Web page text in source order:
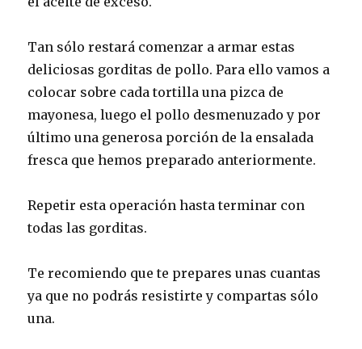
Tan sólo restará comenzar a armar estas
deliciosas gorditas de pollo. Para ello vamos a
colocar sobre cada tortilla una pizca de
mayonesa, luego el pollo desmenuzado y por
último una generosa porción de la ensalada
fresca que hemos preparado anteriormente.
Repetir esta operación hasta terminar con
todas las gorditas.
Te recomiendo que te prepares unas cuantas
ya que no podrás resistirte y compartas sólo
una.